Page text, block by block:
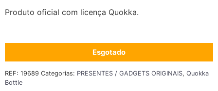
Produto oficial com licença Quokka.
Esgotado
REF: 19689 Categorias: PRESENTES / GADGETS ORIGINAIS, Quokka
Bottle